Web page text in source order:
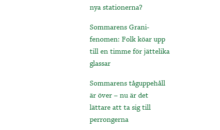
nya stationerna?
Sommarens Grani-
fenomen: Folk köar upp
till en timme för jättelika
glassar
Sommarens tåguppehåll
är över – nu är det
lättare att ta sig till
perrongerna